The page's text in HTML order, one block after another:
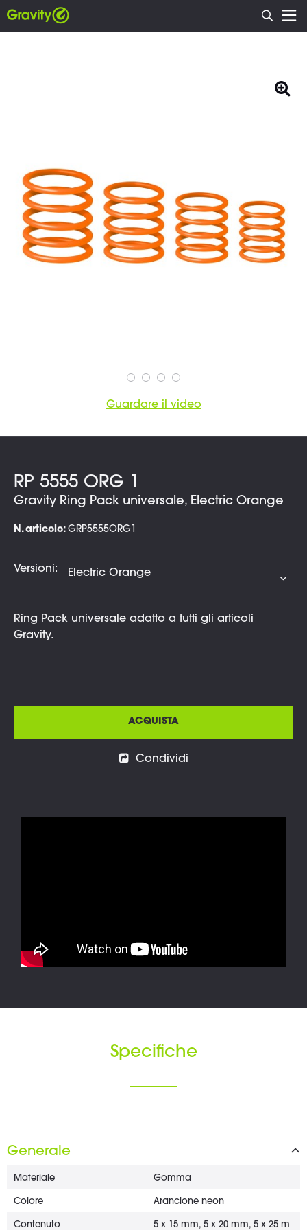
Guardare il video
RP 5555 ORG 1
Gravity Ring Pack universale, Electric Orange
N. articolo: GRP5555ORG1
Versioni:
Ring Pack universale adatto a tutti gli articoli
Gravity.
ACQUISTA
Condividi
Specifiche
Generale
Materiale Gomma
Colore Arancione neon
Contenuto 5 x 15 mm, 5 x 20 mm, 5 x 25 m